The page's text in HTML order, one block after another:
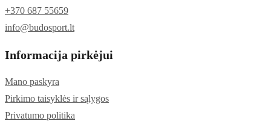
+370 687 55659
info@budosport.lt
Informacija pirkėjui
Mano paskyra
Pirkimo taisyklės ir sąlygos
Privatumo politika